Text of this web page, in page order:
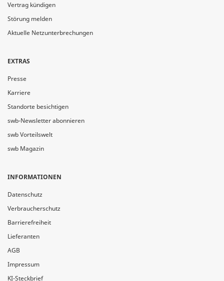
Vertrag kündigen
Störung melden
Aktuelle Netzunterbrechungen
EXTRAS
Presse
Karriere
Standorte besichtigen
swb-Newsletter abonnieren
swb Vorteilswelt
swb Magazin
INFORMATIONEN
Datenschutz
Verbraucherschutz
Barrierefreiheit
Lieferanten
AGB
Impressum
KI-Steckbrief